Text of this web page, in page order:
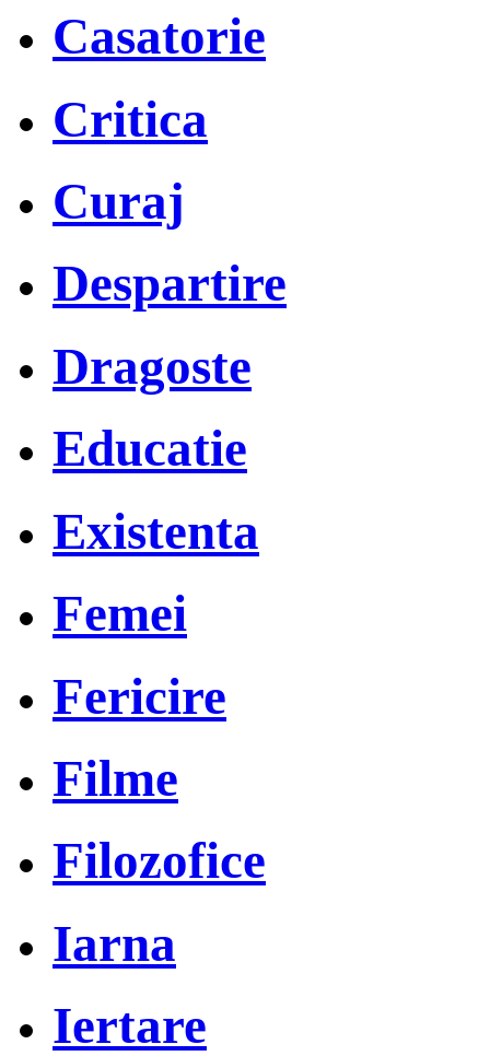
Casatorie
Critica
Curaj
Despartire
Dragoste
Educatie
Existenta
Femei
Fericire
Filme
Filozofice
Iarna
Iertare